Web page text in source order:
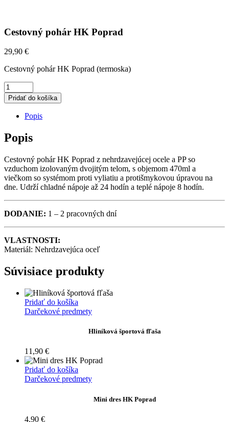
Cestovný pohár HK Poprad
29,90 €
Cestovný pohár HK Poprad (termoska)
CESTOVNÝ
POHÁR
POPRAD
Pridať do košíka
Popis
Popis
Cestovný pohár HK Poprad z nehrdzavejúcej ocele a PP so
vzduchom izolovaným dvojitým telom, s objemom 470ml a
viečkom so systémom proti vyliatiu a protišmykovou úpravou na
dne. Udrží chladné nápoje až 24 hodín a teplé nápoje 8 hodín.
DODANIE: 1 – 2 pracovných dní
VLASTNOSTI:
Materiál: Nehrdzavejúca oceľ
Súvisiace produkty
Pridať do košíka
Darčekové predmety
Hliníková športová fľaša
11,90 €
Pridať do košíka
Darčekové predmety
Mini dres HK Poprad
4,90 €